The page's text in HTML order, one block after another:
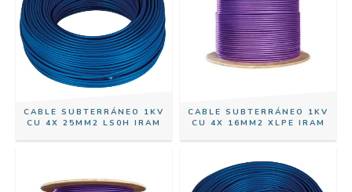
CABLE SUBTERRÁNEO 1KV
CU 4X 25MM2 LS0H IRAM
CABLE SUBTERRÁNEO 1KV
CU 4X 16MM2 XLPE IRAM